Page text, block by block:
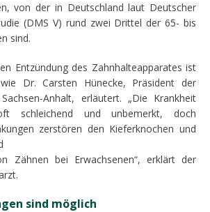
von der in Deutschland laut Deutscher
(DMS V) rund zwei Drittel der 65- bis
sind.
Entzündung des Zahnhalteapparates ist
Dr. Carsten Hünecke, Präsident der
Anhalt, erläutert. „Die Krankheit
schleichend und unbemerkt, doch
zerstören den Kieferknochen und
Zähnen bei Erwachsenen“, erklärt der
sind möglich